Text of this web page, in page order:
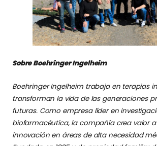
Sobre Boehringer Ingelheim
Boehringer Ingelheim trabaja en terapias
transforman la vida de las generaciones
futuras. Como empresa líder en
biofarmacéutica, la compañía crea valor
innovación en áreas de alta necesidad